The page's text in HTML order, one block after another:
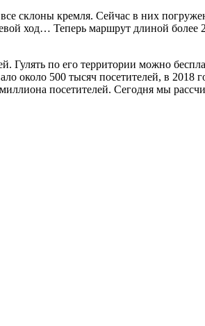
склоны кремля. Сейчас в них
ход… Теперь маршрут длиной
Гулять по его территории можно
около 500 тысяч посетителей, в 2018
посетителей. Сегодня мы